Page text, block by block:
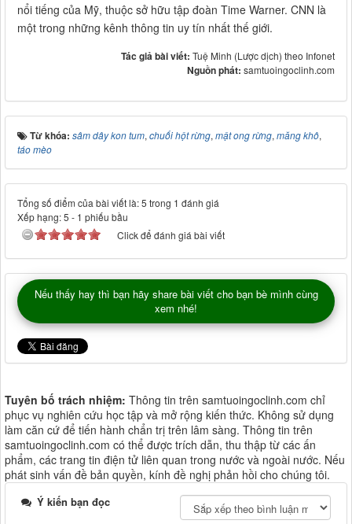
nổi tiếng của Mỹ, thuộc sở hữu tập đoàn Time Warner. CNN là
một trong những kênh thông tin uy tín nhất thế giới.
Tác giả bài viết: Tuệ Minh (Lược dịch) theo Infonet
Nguồn phát: samtuoingoclinh.com
Từ khóa: sâm dây kon tum, chuối hột rừng, mật ong rừng, măng khô,
táo mèo
Tổng số điểm của bài viết là: 5 trong 1 đánh giá
Xếp hạng:5 - 1 phiếu bầu
Click để đánh giá bài viết
Nếu thấy hay thì bạn hãy share bài viết cho bạn bè mình cùng
xem nhé!
Tuyên bố trách nhiệm: Thông tin trên samtuoingoclinh.com chỉ
phục vụ nghiên cứu học tập và mở rộng kiến thức. Không sử dụng
làm căn cứ để tiến hành chẩn trị trên lâm sàng. Thông tin trên
samtuoingoclinh.com có thể được trích dẫn, thu thập từ các ấn
phẩm, các trang tin điện tử liên quan trong nước và ngoài nước. Nếu
phát sinh vấn đề bản quyền, kính đề nghị phản hồi cho chúng tôi.
Ý kiến bạn đọc